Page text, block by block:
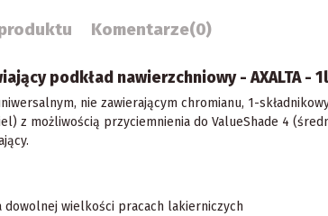
Komentarze(0)
podkład nawierzchniowy - AXALTA - 1l
nie zawierającym chromianu, 1-
z możliwością przyciemnienia do ValueShade 4
dowolnej wielkości pracach lakierniczych